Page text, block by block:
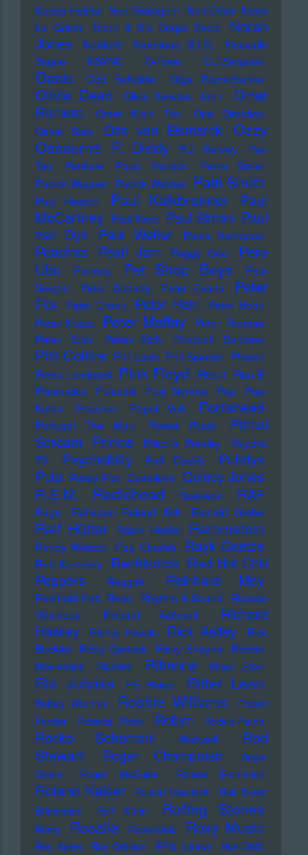
Noddy Holder Noel Gallagher Noir Désir Nono
La Grinta
Noori & His Dorpa Band
Norah
Jones
Notdurft Notorious B.I.G.
Nouvelle
Vague
NSYNC O-Town O.J.Simpson
Oasis Odd Beholder Olga Reznichenko
Olivia Dean Olivia Newton John
Omar
Romero
Omer Klein Trio
One Direction
Oskar Sala
Otto von Bismarck Ozzy
Osbourne
P. Diddy P.J. Harvey
Pan
Tau
Pankow Papo Yoplack
Parov Stelar
Patrick Wagner Patrick Walden Patti Smith
Paul Heaton Paul Kalkbrenner
Paul
McCartney Paul Nero Paul Simon Paul
van Dyk Paul Weller Paula Hartmann
Peaches Pearl Jam Peggy Gou
Pere
Ubu
Perrecy Pet Shop Boys
Pete
Seeger
Peter Doherty Peter Evans
Peter
Fox
Peter Green Peter Hein
Peter Hook
Peter Kraus
Peter Maffay
Peter Thomas
Peter Tosh
Petter Eldh Pharoah Sanders
Phil Collins Phil Lesh Phil Spector Photek
Pietro Lombardi
Pink Floyd Pitbull Plan B
Plasmatics
Polecats Poly Styrene Pop
Pop-
Kultur
Popcorn Popol Vuh Portishead
Portugal The Man Power Plush
Primal
Scream
Prince Priscilla Presley
Psychic
TV
Psychobilly Puff Daddy
Puhdys
Pulp Pussy Riot Questlove Quincy Jones
R.E.M. Radiohead Raekwon RAF
Rage Rahsaan Roland Kirk Rainald Grebe
Ralf Hütter Ralph Heidel Rammstein
Randy Weston Ray Charles Rayk Goetze
Reb Kennedy Rechtsrock Red Hot Chili
Peppers
Reggae Reinhard Mey
Reinhold Heil Rezo Rhythm & Sound Ricardo
Villalobos
Richard Ashcroft
Richard
Hawley
Richie Hawtin Rick Astley
Rick
Buckler
Ricky Gervais Ricky Shayne Riddim
Riechmann Righeira Rihanna Ringo Starr
Rio Juhnke Rio Reiser Ritter Lean
Robag Wruhme Robbie Williams
Robert
Forster
Roberta Flack Robyn Rock-o-Rama
Rocko Schamoni Rockwell
Rod
Stewart
Roger Champman
Roger
Cicero
Roger McGuinn Roland Emmerich
Roland Kaiser Roland Owsnitzki
Rolf Dieter
Brinkmann
Rolf Kühn Rolling Stones
Romy Rosalia Rosenstolz Roxy Music
Roy Ayers Roy Orbison RPS Lanrue
Run-DMC